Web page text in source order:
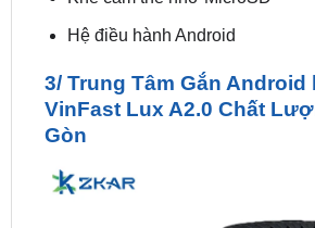
3/ Trung Tâm Gắn Android
Gòn